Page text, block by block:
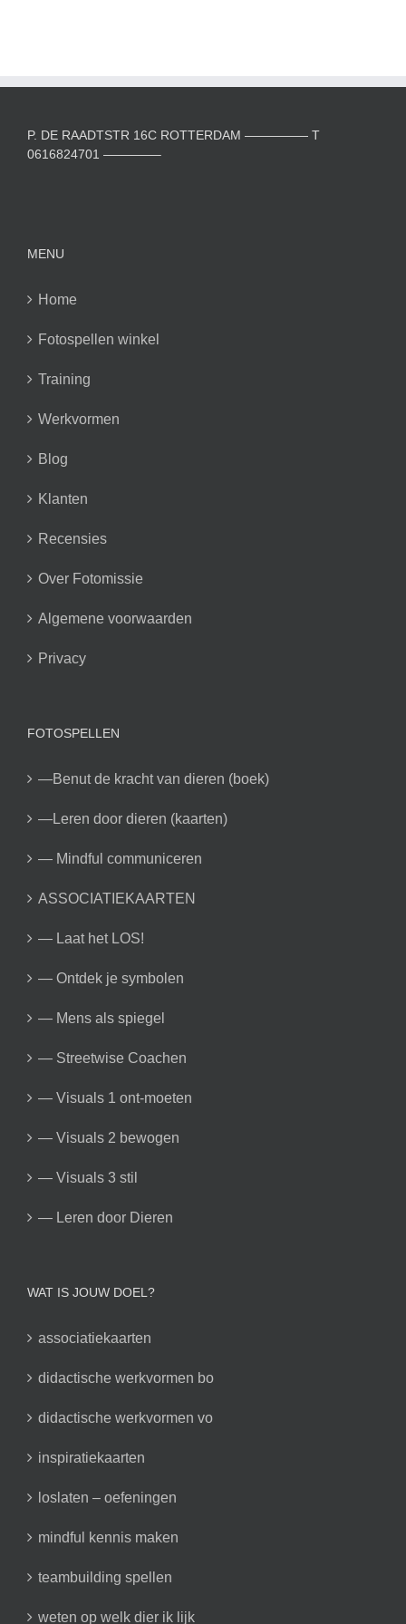
P. DE RAADTSTR 16C ROTTERDAM ————— T
0616824701 ————–
MENU
Home
Fotospellen winkel
Training
Werkvormen
Blog
Klanten
Recensies
Over Fotomissie
Algemene voorwaarden
Privacy
FOTOSPELLEN
—Benut de kracht van dieren (boek)
—Leren door dieren (kaarten)
— Mindful communiceren
ASSOCIATIEKAARTEN
— Laat het LOS!
— Ontdek je symbolen
— Mens als spiegel
— Streetwise Coachen
— Visuals 1 ont-moeten
— Visuals 2 bewogen
— Visuals 3 stil
— Leren door Dieren
WAT IS JOUW DOEL?
associatiekaarten
didactische werkvormen bo
didactische werkvormen vo
inspiratiekaarten
loslaten – oefeningen
mindful kennis maken
teambuilding spellen
weten op welk dier ik lijk